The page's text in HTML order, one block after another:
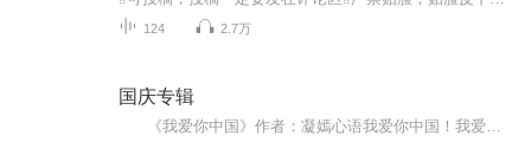
124 2.7万
国庆专辑